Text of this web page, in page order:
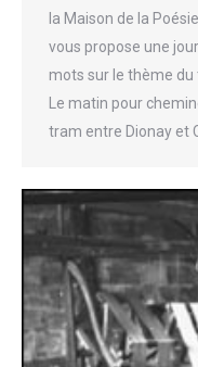
la Maison de la
vous propose une
mots sur le thème du
Le matin pour
tram entre Dionay et